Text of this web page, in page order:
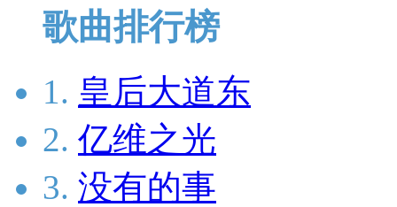
歌曲排行榜
1. 皇后大道东
2. 亿维之光
3. 没有的事